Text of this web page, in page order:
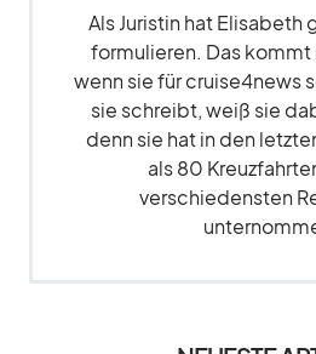
Als Juristin hat Elisabeth
formulieren. Das kommt
wenn sie für cruise4news
sie schreibt, weiß sie
denn sie hat in den
als 80
verschiedensten